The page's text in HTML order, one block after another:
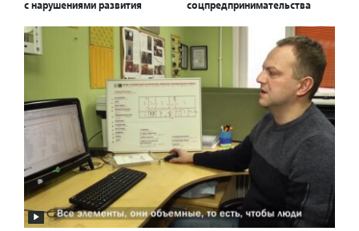
с нарушениями развития
соцпредпринимательства